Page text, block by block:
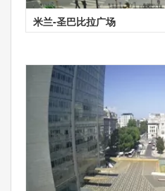
米兰-圣巴比拉广场